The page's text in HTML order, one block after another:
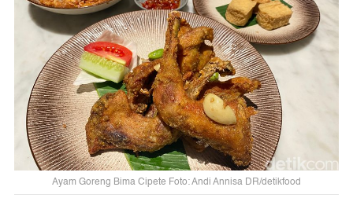
Ayam Goreng Bima Cipete Foto: Andi Annisa DR/detikfood